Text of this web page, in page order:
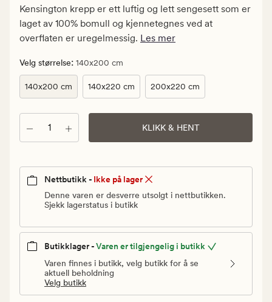
4.5
pris
kr
Kensington krepp er ett luftig og lett sengesett som er
laget av 100% bomull og kjennetegnes ved at
overflaten er uregelmessig. Les mer
Velg størrelse: 140x200 cm
140x200 cm 140x220 cm 200x220 cm
Antall KLIKK & HENT
Nettbutikk - Ikke på lager
Denne varen er desverre utsolgt i nettbutikken.
Sjekk lagerstatus i butikk
Butikklager -Varen er tilgjengelig i butikk
Varen finnes i butikk, velg butikk for å se
aktuell beholdning
Velg butikk